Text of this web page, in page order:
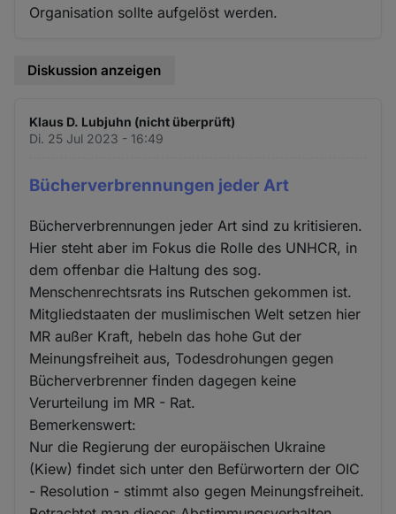
Organisation sollte aufgelöst werden.
Diskussion anzeigen
Klaus D. Lubjuhn (nicht überprüft)
Di. 25 Jul 2023 - 16:49
Bücherverbrennungen jeder Art
Bücherverbrennungen jeder Art sind zu kritisieren.
Hier steht aber im Fokus die Rolle des UNHCR, in
dem offenbar die Haltung des sog.
Menschenrechtsrats ins Rutschen gekommen ist.
Mitgliedstaaten der muslimischen Welt setzen hier
MR außer Kraft, hebeln das hohe Gut der
Meinungsfreiheit aus, Todesdrohungen gegen
Bücherverbrenner finden dagegen keine
Verurteilung im MR - Rat.
Bemerkenswert:
Nur die Regierung der europäischen Ukraine
(Kiew) findet sich unter den Befürwortern der OIC
- Resolution - stimmt also gegen Meinungsfreiheit.